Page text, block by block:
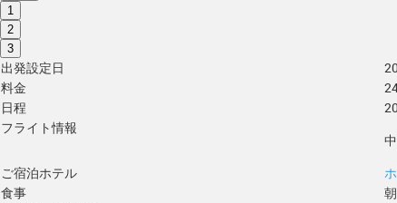
1
2
3
出発設定日
料金
日程
フライト情報
ご宿泊ホテル
食事